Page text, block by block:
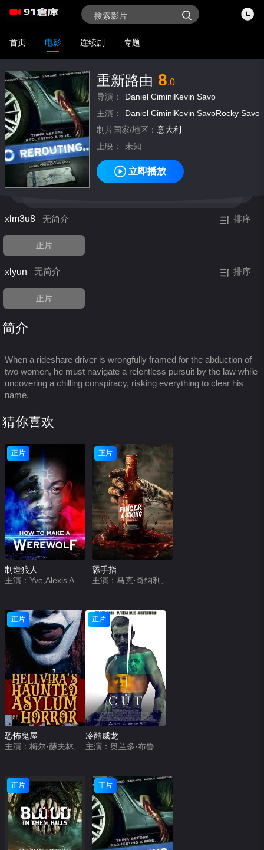
首页 电影 连续剧 专题
重新路由 8.0
导演：
Daniel CiminiKevin Savo
主演：
Daniel CiminiKevin SavoRocky Savo
制片国家/地区： 意大利
上映：
未知
立即播放
xlm3u8 无简介 排序
正片
xlyun 无简介 排序
正片
简介
When a rideshare driver is wrongfully framed for the abduction of
two women, he must navigate a relentless pursuit by the law while
uncovering a chilling conspiracy, risking everything to clear his
name.
猜你喜欢
正片
制造狼人
正片
舔手指
正片
恐怖鬼屋
主演：梅尔·赫夫林,Sushii Xhyvette Holder,布兰迪·林·道尔顿
正片
冷酷威龙
主演：奥兰多·布鲁姆,凯特芮娜·巴尔夫,约翰·特托罗,克莱尔·邓恩,加里·比德尔,艾德·基尔,奥利弗·特雷韦纳,James Wright,安多尼斯·安东尼,穆罕默德·曼萨雷,Gemma Acosta,Danielle Lewis,Eric D. Smith,Alexsia Lana Cheung,Chris Ginesi,Neil Alexander Smith,Billy Herring,Daniel Subin,Tabitha Green,Aaron Gray
正片 正片